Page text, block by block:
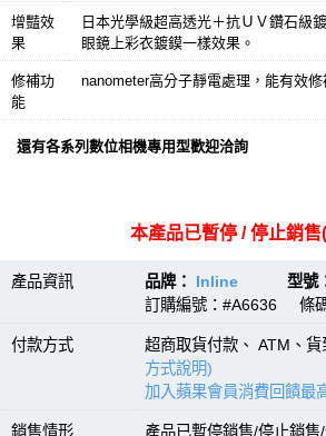
增豔效
果
日本光學級超高透光＋抗ＵＶ鑽石級
眼鏡上彩衣鍍鏌一樣效果。
修補功
能
nanometer高分子靜電處理，能有效修
還有各系列數位相機專用型歡迎洽詢
本產品已暫停 / 停止銷售
產品資訊 品牌： Inline 型號：
訂購編號：#A6636 條
付款方式 超商取貨付款、 ATM、
方式說明)
加入蘋果會員消費回饋最
銷售情形 產品已暫停銷售/停止銷售